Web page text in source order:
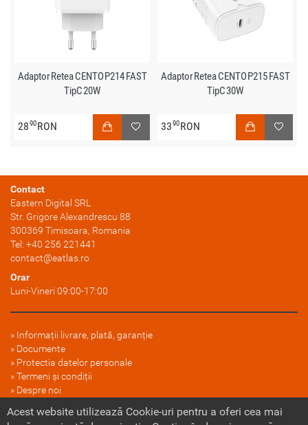
Adaptor Retea CENTO P214 FAST
TipC 20W
2890RON
Adaptor Retea CENTO P215 FAST
TipC 30W
3390RON
Contact
Eastern Digital SRL
Str. Grigore Alexandrescu 88
300369 Timisoara, Romania
Tel: +40 256 221441
contact@eatlas.ro
Orar
Luni-Vineri 09:00-17:00
Informații livrare, plată, garanție
Documente
Protectia datelor personale
Termeni și condiții
Despre noi
Politica cookie
Acest website utilizează Cookie-uri pentru a oferi cea mai